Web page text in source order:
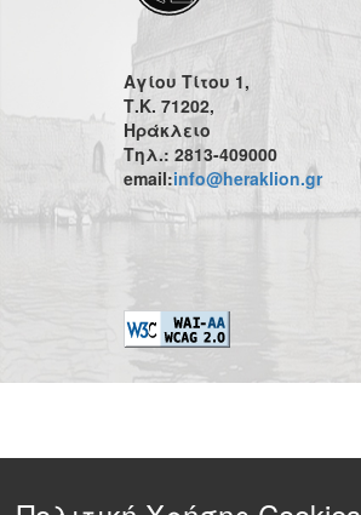
Αγίου Τίτου 1,
Τ.Κ. 71202,
Ηράκλειο
Τηλ.: 2813-409000
email:info@heraklion.gr